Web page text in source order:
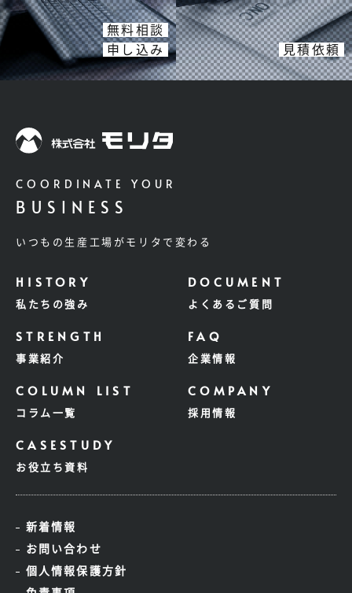
無料相談
申し込み
見積依頼
COORDINATE YOUR
BUSINESS
いつもの生産工場がモリタで変わる
私たちの強み
事業紹介
コラム一覧
お役立ち資料
よくあるご質問
企業情報
採用情報
新着情報
お問い合わせ
個人情報保護方針